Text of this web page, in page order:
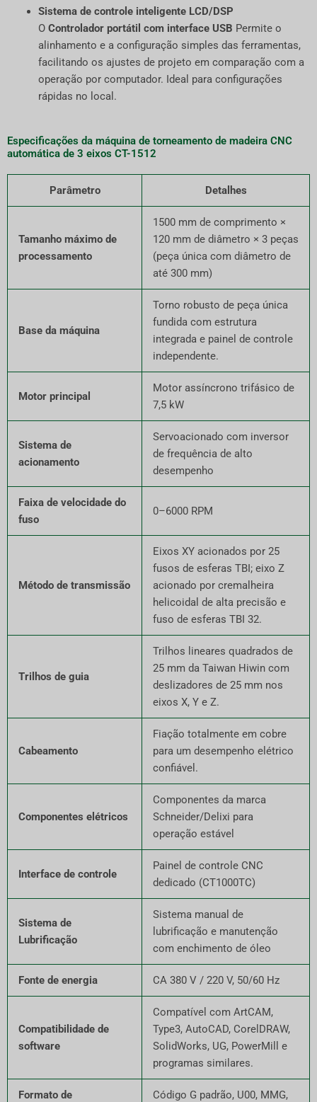
Sistema de controle inteligente LCD/DSP
O Controlador portátil com interface USB Permite o
alinhamento e a configuração simples das ferramentas,
facilitando os ajustes de projeto em comparação com a
operação por computador. Ideal para configurações
rápidas no local.
Especificações da máquina de torneamento de madeira CNC
automática de 3 eixos CT-1512
Parâmetro Detalhes
Tamanho máximo de
processamento
1500 mm de comprimento ×
120 mm de diâmetro × 3 peças
(peça única com diâmetro de
até 300 mm)
Base da máquina
Torno robusto de peça única
fundida com estrutura
integrada e painel de controle
independente.
Motor principal
Motor assíncrono trifásico de
7,5 kW
Sistema de
acionamento
Servoacionado com inversor
de frequência de alto
desempenho
Faixa de velocidade do
fuso
0–6000 RPM
Método de transmissão
Eixos XY acionados por 25
fusos de esferas TBI; eixo Z
acionado por cremalheira
helicoidal de alta precisão e
fuso de esferas TBI 32.
Trilhos de guia
Trilhos lineares quadrados de
25 mm da Taiwan Hiwin com
deslizadores de 25 mm nos
eixos X, Y e Z.
Cabeamento
Fiação totalmente em cobre
para um desempenho elétrico
confiável.
Componentes elétricos
Componentes da marca
Schneider/Delixi para
operação estável
Interface de controle
Painel de controle CNC
dedicado (CT1000TC)
Sistema de
Lubrificação
Sistema manual de
lubrificação e manutenção
com enchimento de óleo
Fonte de energia CA 380 V / 220 V, 50/60 Hz
Compatibilidade de
software
Compatível com ArtCAM,
Type3, AutoCAD, CorelDRAW,
SolidWorks, UG, PowerMill e
programas similares.
Formato de
Código G padrão, U00, MMG,